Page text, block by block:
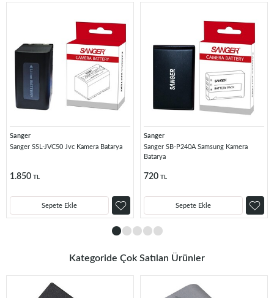
Sanger
Sanger SSL-JVC50 Jvc Kamera Batarya
1.850 TL
Sepete Ekle
Sanger
Sanger SB-P240A Samsung Kamera
Batarya
720 TL
Sepete Ekle
Kategoride Çok Satılan Ürünler